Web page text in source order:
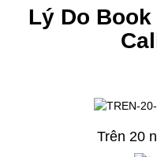
Lý Do
Trên 20